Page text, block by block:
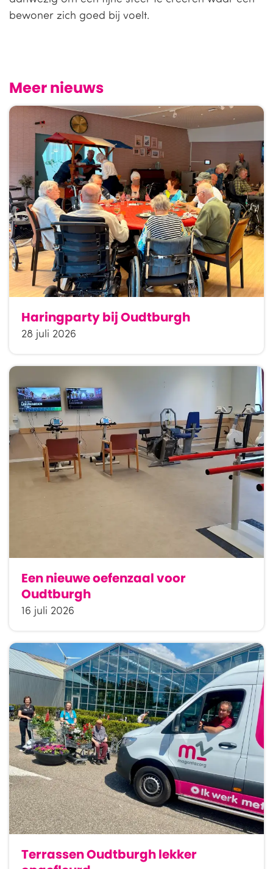
bewoner zich goed bij voelt.
Meer nieuws
Haringparty bij Oudtburgh
28 juli 2026
Een nieuwe oefenzaal voor
Oudtburgh
16 juli 2026
Terrassen Oudtburgh lekker